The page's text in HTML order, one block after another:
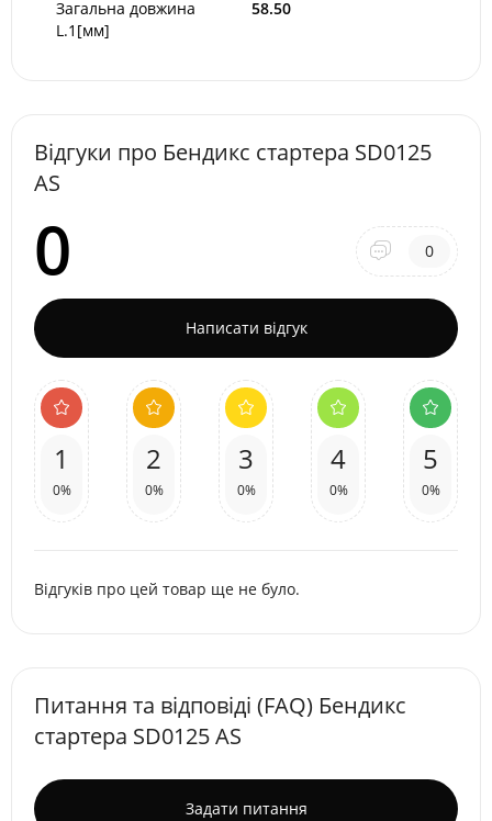
Загальна довжина
L.1[мм]
58.50
Відгуки про Бендикс стартера SD0125
AS
0 0
Написати відгук
1
0%
2
0%
3
0%
4
0%
5
0%
Відгуків про цей товар ще не було.
Питання та відповіді (FAQ) Бендикс
стартера SD0125 AS
Задати питання